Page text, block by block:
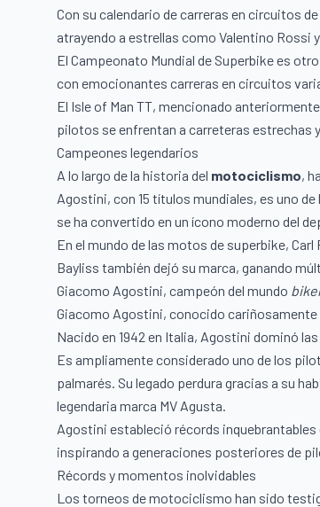
Con su calendario de carreras en circuitos
atrayendo a estrellas como Valentino Rossi y
El Campeonato Mundial de Superbike es
con emocionantes carreras en circuitos
El Isle of Man TT, mencionado
pilotos se enfrentan a carreteras estrechas
Campeones legendarios
A lo largo de la historia del motociclismo,
Agostini, con 15 títulos mundiales, es uno
se ha convertido en un ícono moderno del
En el mundo de las motos de superbike,
Bayliss también dejó su marca, ganando
Giacomo Agostini, campeón del mundo
Giacomo Agostini, conocido cariñosamente
Nacido en 1942 en Italia, Agostini dominó
Es ampliamente considerado uno de los
palmarés. Su legado perdura gracias a su
legendaria marca MV Agusta.
Agostini estableció récords
inspirando a generaciones posteriores de
Récords y momentos inolvidables
Los torneos de motociclismo han sido